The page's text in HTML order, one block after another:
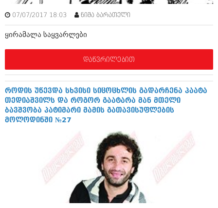
პოლიტიკა
ინტერვიუები
საზოგადოება
მოდი, ვილაპარაკოთ
მოდა + დიზაინი
რელიგია
კადრს მიღმა
საზოგადოება
მოდი, ვილაპარაკოთ
მედიცინა
სპორტი
კადრს მიღმა
ავტორჩევები
ბელადები
ბიზნესსიახლეები
07/07/2017 18:03 ნიმა ბარათელი
ყირამალა საყვარლები
დაწვრილებით
როდის უწევდა სხვისი სიცოცხლის გადარჩენა პაატა
თედიაშვილს და როგორ გაატარა მან მთელი
ბავშვობა პატიმარი მამის გათავისუფლების
მოლოდინში №27